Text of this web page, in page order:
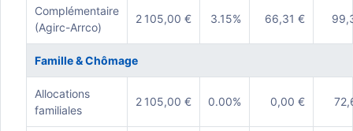
Complémentaire
(Agirc-Arrco)
2 105,00 € 3.15% 66,31 €
Famille & Chômage
Allocations
familiales
2 105,00 € 0.00% 0,00 €